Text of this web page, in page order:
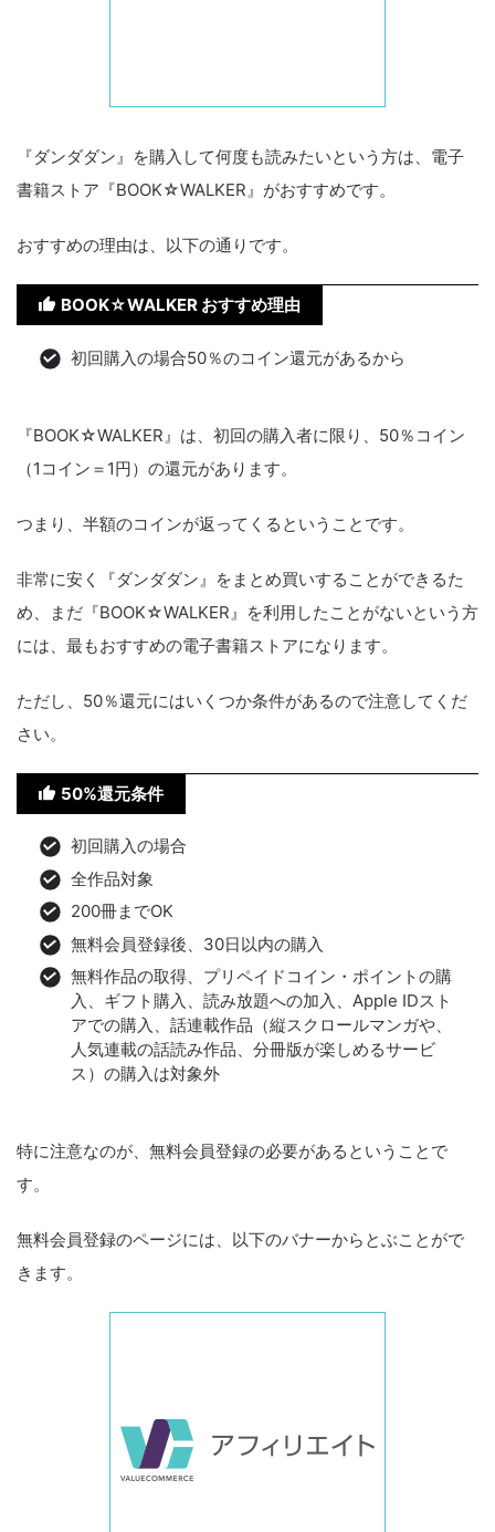
『ダンダダン』を購入して何度も読みたいという方は、電子
書籍ストア『BOOK☆WALKER』がおすすめです。
おすすめの理由は、以下の通りです。
BOOK☆WALKER おすすめ理由
初回購入の場合50％のコイン還元があるから
『BOOK☆WALKER』は、初回の購入者に限り、50％コイン
（1コイン＝1円）の還元があります。
つまり、半額のコインが返ってくるということです。
非常に安く『ダンダダン』をまとめ買いすることができるた
め、まだ『BOOK☆WALKER』を利用したことがないという方
には、最もおすすめの電子書籍ストアになります。
ただし、50％還元にはいくつか条件があるので注意してくだ
さい。
50%還元条件
初回購入の場合
全作品対象
200冊までOK
無料会員登録後、30日以内の購入
無料作品の取得、プリペイドコイン・ポイントの購
入、ギフト購入、読み放題への加入、Apple IDスト
アでの購入、話連載作品（縦スクロールマンガや、
人気連載の話読み作品、分冊版が楽しめるサービ
ス）の購入は対象外
特に注意なのが、無料会員登録の必要があるということで
す。
無料会員登録のページには、以下のバナーからとぶことがで
きます。